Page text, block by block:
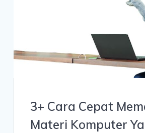
3+ Cara Cepat
Materi Komputer